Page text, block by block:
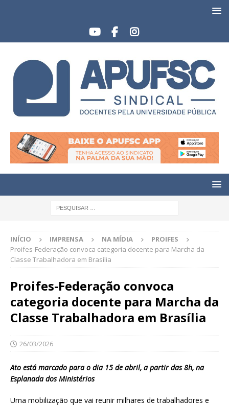
INÍCIO IMPRENSA NA MÍDIA
PROIFES
Proifes-Federação convoca categoria docente para Marcha da
Classe Trabalhadora em Brasília
Proifes-Federação convoca
categoria docente para Marcha da
Classe Trabalhadora em Brasília
26/03/2026
Ato está marcado para o dia 15 de abril, a partir das 8h, na
Esplanada dos Ministérios
Uma mobilização que vai reunir milhares de trabalhadores e